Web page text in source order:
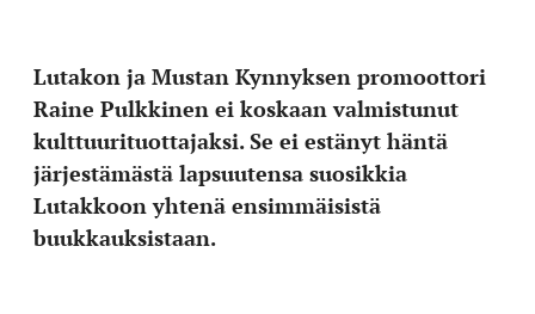
Lutakon ja Mustan Kynnyksen promoottori
Raine Pulkkinen ei koskaan valmistunut
kulttuurituottajaksi. Se ei estänyt häntä
järjestämästä lapsuutensa suosikkia
Lutakkoon yhtenä ensimmäisistä
buukkauksistaan.